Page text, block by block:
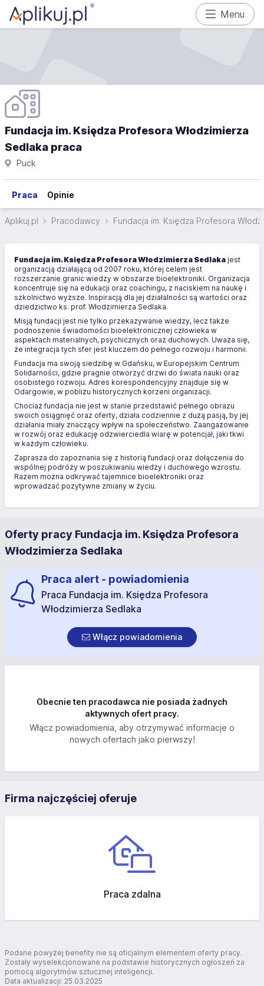
Menu
Fundacja im. Księdza Profesora Włodzimierza
Sedlaka praca
Puck
Praca Opinie
Aplikuj.pl Pracodawcy Fundacja im. Księdza Profesora
Fundacja im. Księdza Profesora Włodzimierza Sedlaka jest
organizacją działającą od 2007 roku, której celem jest
rozszerzanie granic wiedzy w obszarze bioelektroniki. Organizacja
koncentruje się na edukacji oraz coachingu, z naciskiem na naukę i
szkolnictwo wyższe. Inspiracją dla jej działalności są wartości oraz
dziedzictwo ks. prof. Włodzimierza Sedlaka.
Misją fundacji jest nie tylko przekazywanie wiedzy, lecz także
podnoszenie świadomości bioelektronicznej człowieka w
aspektach materialnych, psychicznych oraz duchowych. Uważa się,
że integracja tych sfer jest kluczem do pełnego rozwoju i harmonii.
Fundacja ma swoją siedzibę w Gdańsku, w Europejskim Centrum
Solidarności, gdzie pragnie otworzyć drzwi do świata nauki oraz
osobistego rozwoju. Adres korespondencyjny znajduje się w
Odargowie, w pobliżu historycznych korzeni organizacji.
Chociaż fundacja nie jest w stanie przedstawić pełnego obrazu
swoich osiągnięć oraz oferty, działa codziennie z dużą pasją, by jej
działania miały znaczący wpływ na społeczeństwo. Zaangażowanie
w rozwój oraz edukację odzwierciedla wiarę w potencjał, jaki tkwi
w każdym człowieku.
Zaprasza do zapoznania się z historią fundacji oraz dołączenia do
wspólnej podróży w poszukiwaniu wiedzy i duchowego wzrostu.
Razem można odkrywać tajemnice bioelektroniki oraz
wprowadzać pozytywne zmiany w życiu.
Oferty pracy Fundacja im. Księdza Profesora
Włodzimierza Sedlaka
Praca alert - powiadomienia
Praca Fundacja im. Księdza Profesora
Włodzimierza Sedlaka
Włącz powiadomienia
Obecnie ten pracodawca nie posiada żadnych
aktywnych ofert pracy.
Włącz powiadomienia, aby otrzymywać informacje o
nowych ofertach jako pierwszy!
Firma najczęściej oferuje
Praca zdalna
Podane powyżej benefity nie są oficjalnym elementem oferty pracy.
Zostały wyselekcjonowane na podstawie historycznych ogłoszeń za
pomocą algorytmów sztucznej inteligencji.
Data aktualizacji: 25.03.2025